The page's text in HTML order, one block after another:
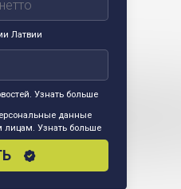
Латвии
Узнать больше
данные
лицам.Узнать больше